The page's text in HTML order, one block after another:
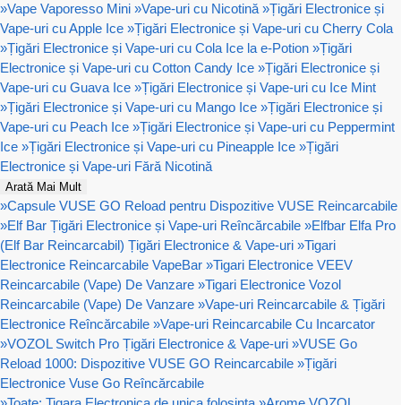
»Vape Vaporesso Mini »Vape-uri cu Nicotină »Țigări Electronice și
Vape-uri cu Apple Ice »Țigări Electronice și Vape-uri cu Cherry Cola
»Țigări Electronice și Vape-uri cu Cola Ice la e-Potion »Țigări
Electronice și Vape-uri cu Cotton Candy Ice »Țigări Electronice și
Vape-uri cu Guava Ice »Țigări Electronice și Vape-uri cu Ice Mint
»Țigări Electronice și Vape-uri cu Mango Ice »Țigări Electronice și
Vape-uri cu Peach Ice »Țigări Electronice și Vape-uri cu Peppermint
Ice »Țigări Electronice și Vape-uri cu Pineapple Ice »Țigări
Electronice și Vape-uri Fără Nicotină
Arată Mai Mult
»Capsule VUSE GO Reload pentru Dispozitive VUSE Reincarcabile
»Elf Bar Țigări Electronice și Vape-uri Reîncărcabile »Elfbar Elfa Pro
(Elf Bar Reincarcabil) Țigări Electronice & Vape-uri »Tigari
Electronice Reincarcabile VapeBar »Tigari Electronice VEEV
Reincarcabile (Vape) De Vanzare »Tigari Electronice Vozol
Reincarcabile (Vape) De Vanzare »Vape-uri Reincarcabile & Țigări
Electronice Reîncărcabile »Vape-uri Reincarcabile Cu Incarcator
»VOZOL Switch Pro Țigări Electronice & Vape-uri »VUSE Go
Reload 1000: Dispozitive VUSE GO Reincarcabile »Țigări
Electronice Vuse Go Reîncărcabile